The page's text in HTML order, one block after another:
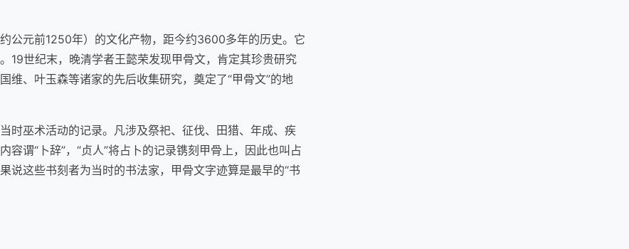
公元前1250年）的文化产物，距今约3600多年的历史。它
19世纪末，晚清学者王懿荣发现甲骨文，肯定其珍贵研究
维、叶玉森等诸家的先后收集研究，奠定了“甲骨文”的地
时巫术活动的记录。凡涉及祭祀、征伐、田猎、年成、疾
谓“卜辞”，“贞人”将占卜的记录镌刻甲骨上，因此也叫占
说这些书刻者为当时的书法家，甲骨文字迹算是最早的“书